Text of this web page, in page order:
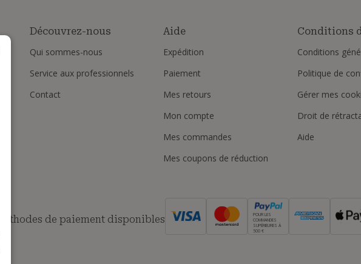
Découvrez-nous
Qui sommes-nous
Service aux professionnels
Contact
Aide
Expédition
Paiement
Mes retours
Mon compte
Mes commandes
Mes coupons de réduction
Conditions
Conditions
Politique de
Gérer mes
Droit de
Aide
Méthodes de paiement disponibles
POUR LES
COMMANDES
SUPÉRIEURES À
500 €